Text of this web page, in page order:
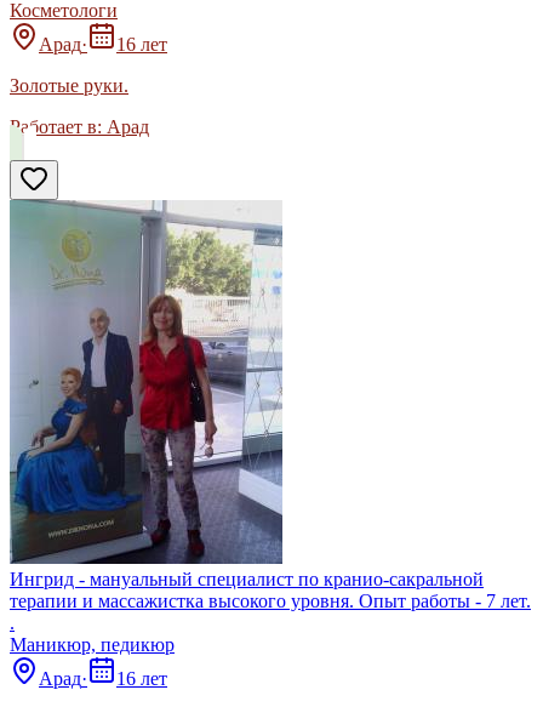
Косметологи
Арад·
16 лет
Золотые руки.
Работает в: Арад
Ингрид - мануальный специалист по кранио-сакральной
терапии и массажистка высокого уpовня. Опыт работы - 7 лет.
.
Маникюр, педикюр
Арад·
16 лет